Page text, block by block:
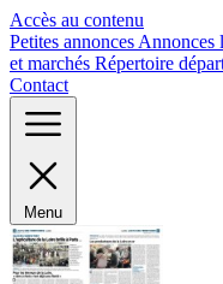
Accès au contenu
Petites annonces Annonces
et marchés Répertoire
Contact
Menu
Panneau de gestion des